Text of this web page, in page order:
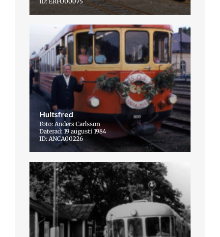
Hultsfred
Foto: Anders Carlsson
Daterad: 19 augusti 1984
ID: ANCA00226